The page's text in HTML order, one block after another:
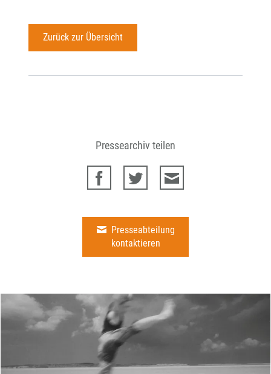
Zurück zur Übersicht
Pressearchiv teilen
Presseabteilung
kontaktieren